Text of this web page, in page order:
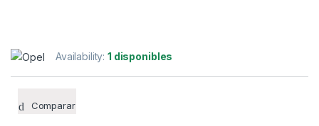
Availability:1 disponibles
Comparar